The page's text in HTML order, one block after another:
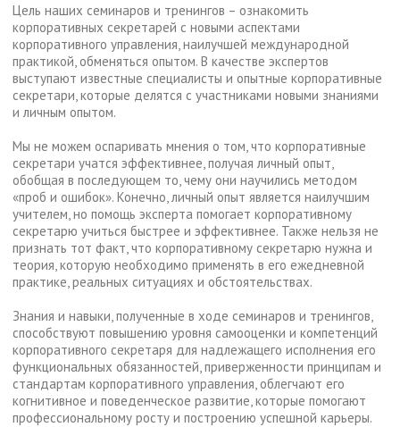
Цель наших семинаров и тренингов – ознакомить
корпоративных секретарей с новыми аспектами
корпоративного управления, наилучшей международной
практикой, обменяться опытом. В качестве экспертов
выступают известные специалисты и опытные корпоративные
секретари, которые делятся с участниками новыми знаниями
и личным опытом.
Мы не можем оспаривать мнения о том, что корпоративные
секретари учатся эффективнее, получая личный опыт,
обобщая в последующем то, чему они научились методом
«проб и ошибок». Конечно, личный опыт является наилучшим
учителем, но помощь эксперта помогает корпоративному
секретарю учиться быстрее и эффективнее. Также нельзя не
признать тот факт, что корпоративному секретарю нужна и
теория, которую необходимо применять в его ежедневной
практике, реальных ситуациях и обстоятельствах.
Знания и навыки, полученные в ходе семинаров и тренингов,
способствуют повышению уровня самооценки и компетенций
корпоративного секретаря для надлежащего исполнения его
функциональных обязанностей, приверженности принципам и
стандартам корпоративного управления, облегчают его
когнитивное и поведенческое развитие, которые помогают
профессиональному росту и построению успешной карьеры.